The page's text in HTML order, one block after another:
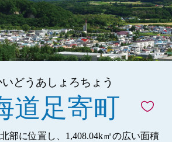
どうあしょろちょう
道足寄町
部に位置し、1,408.04k㎡の広い面積